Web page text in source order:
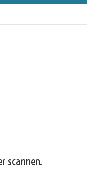
scannen.